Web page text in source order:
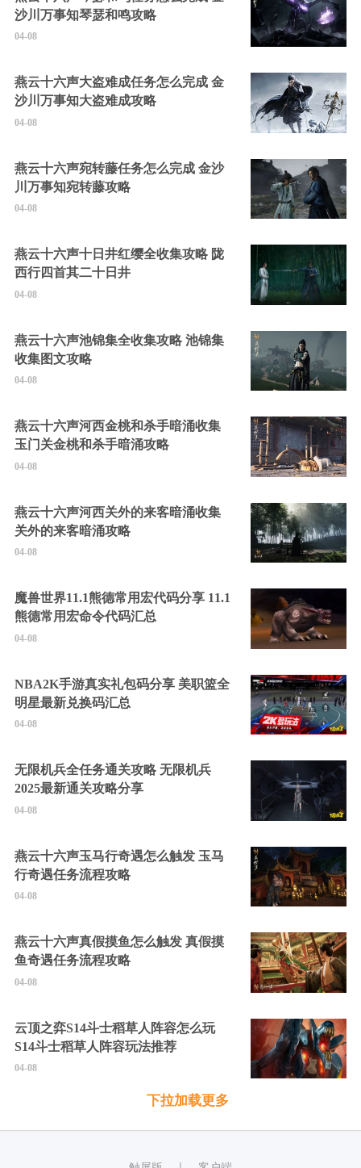
沙川万事知琴瑟和鸣攻略
04-08
燕云十六声大盗难成任务怎么完成 金
沙川万事知大盗难成攻略
04-08
燕云十六声宛转藤任务怎么完成 金沙
川万事知宛转藤攻略
04-08
燕云十六声十日井红缨全收集攻略 陇
西行四首其二十日井
04-08
燕云十六声池锦集全收集攻略 池锦集
收集图文攻略
04-08
燕云十六声河西金桃和杀手暗涌收集
玉门关金桃和杀手暗涌攻略
04-08
燕云十六声河西关外的来客暗涌收集
关外的来客暗涌攻略
04-08
魔兽世界11.1熊德常用宏代码分享 11.1
熊德常用宏命令代码汇总
04-08
NBA2K手游真实礼包码分享 美职篮全
明星最新兑换码汇总
04-08
无限机兵全任务通关攻略 无限机兵
2025最新通关攻略分享
04-08
燕云十六声玉马行奇遇怎么触发 玉马
行奇遇任务流程攻略
04-08
燕云十六声真假摸鱼怎么触发 真假摸
鱼奇遇任务流程攻略
04-08
云顶之弈S14斗士稻草人阵容怎么玩
S14斗士稻草人阵容玩法推荐
04-08
下拉加载更多